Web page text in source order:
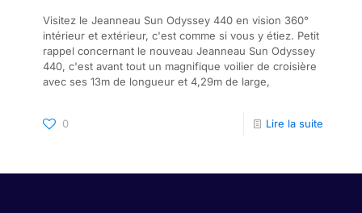
Visitez le Jeanneau Sun Odyssey 440 en vision 360°
intérieur et extérieur, c'est comme si vous y étiez. Petit
rappel concernant le nouveau Jeanneau Sun Odyssey
440, c'est avant tout un magnifique voilier de croisière
avec ses 13m de longueur et 4,29m de large,
0 Lire la suite